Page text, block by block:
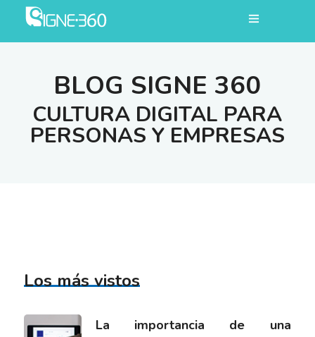
BLOG SIGNE 360
CULTURA DIGITAL PARA
PERSONAS Y EMPRESAS
Los más vistos
La importancia de una